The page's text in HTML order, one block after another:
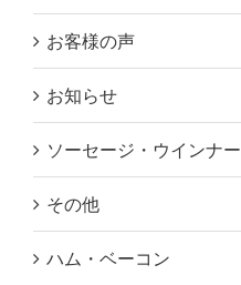
お客様の声
お知らせ
ソーセージ・ウインナー
その他
ハム・ベーコン